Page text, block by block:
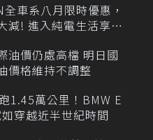
全車系八月限時優惠，
減! 進入純電生活享
油價仍處高檔 明日國
價格維持不調整
1.45萬公里！BMW E
穿越近半世紀時間